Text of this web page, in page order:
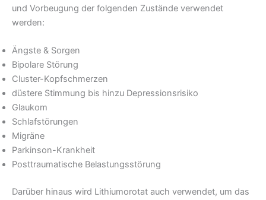
und Vorbeugung der folgenden Zustände verwendet
werden:
Ängste & Sorgen
Bipolare Störung
Cluster-Kopfschmerzen
düstere Stimmung bis hinzu Depressionsrisiko
Glaukom
Schlafstörungen
Migräne
Parkinson-Krankheit
Posttraumatische Belastungsstörung
Darüber hinaus wird Lithiumorotat auch verwendet, um das